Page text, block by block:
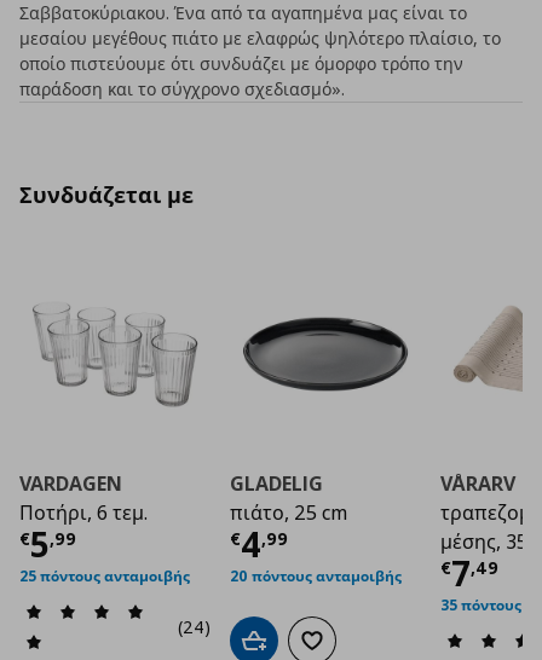
Σαββατοκύριακου. Ένα από τα αγαπημένα μας είναι το
μεσαίου μεγέθους πιάτο με ελαφρώς ψηλότερο πλαίσιο, το
οποίο πιστεύουμε ότι συνδυάζει με όμορφο τρόπο την
παράδοση και το σύγχρονο σχεδιασμό».
Συνδυάζεται με
VARDAGEN
Ποτήρι, 6 τεμ.
€5,99
Τρέχουσα τιμή€ 5,99
25 πόντους ανταμοιβής
(24)
GLADELIG
πιάτο, 25 cm
€4,99
Τρέχουσα τιμή€
20 πόντους ανταμοιβής
Προσθήκη στο καλάθι
Προσθήκη στα αγαπημένα
VÅRARV
μέσης,
€7,49
35 πόντους